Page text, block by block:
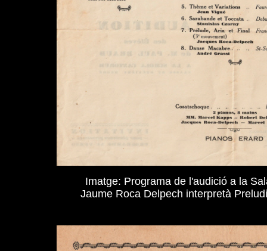
Imatge: Programa de l'audició a la
Jaume Roca Delpech interpretà